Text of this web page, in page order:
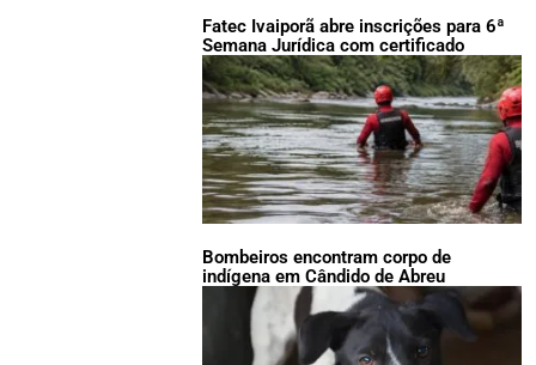
Fatec Ivaiporã abre inscrições para 6ª
Semana Jurídica com certificado
Bombeiros encontram corpo de
indígena em Cândido de Abreu